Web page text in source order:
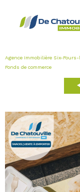
Agence Immobilière Six-Fours-
Fonds de commerce